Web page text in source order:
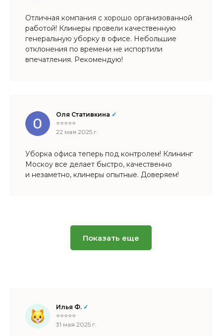
Отличная компания с хорошо организованной
работой! Клинеры провели качественную
генеральную уборку в офисе. Небольшие
отклонения по времени не испортили
впечатления. Рекомендую!
Оля Стативкина ✓
⭐⭐⭐⭐⭐
22 мая 2025 г.
Уборка офиса теперь под контролем! Клининг
Москоу все делает быстро, качественно
и незаметно, клинеры опытные. Доверяем!
Показать еще
Илья Ф. ✓
⭐⭐⭐⭐⭐
31 мая 2025 г.